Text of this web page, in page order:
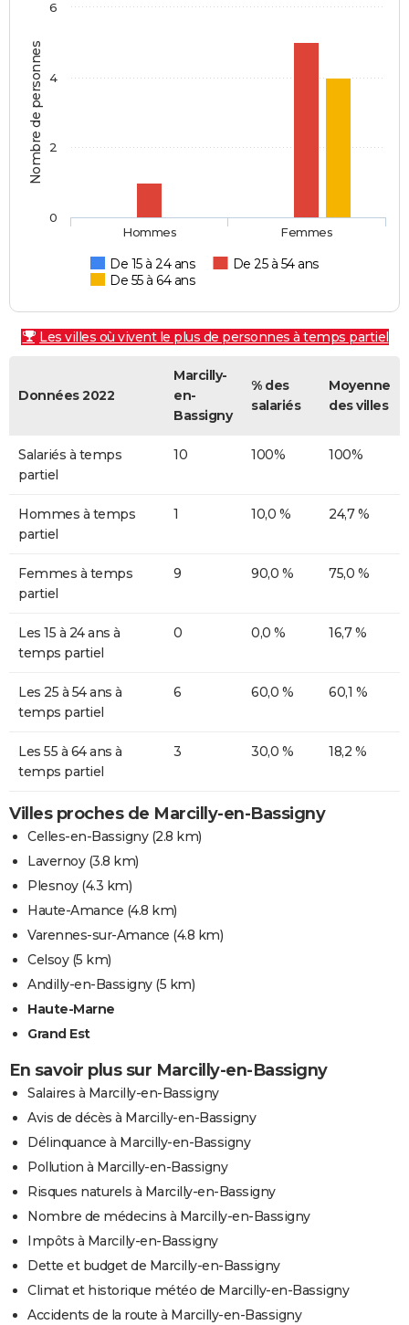
Nombre de personnes
De 15 à 24 ans
De 25 à 54 ans
De 55 à 64 ans
Hommes Femmes
0
2
4
6
Les villes où vivent le plus de personnes à temps partiel
Données 2022
Marcilly-
en-
Bassigny
% des
salariés
Moyenne
des villes
Salariés à temps
partiel
10 100% 100%
Hommes à temps
partiel
1 10,0 % 24,7 %
Femmes à temps
partiel
9 90,0 % 75,0 %
Les 15 à 24 ans à
temps partiel
0 0,0 % 16,7 %
Les 25 à 54 ans à
temps partiel
6 60,0 % 60,1 %
Les 55 à 64 ans à
temps partiel
3 30,0 % 18,2 %
Villes proches de Marcilly-en-Bassigny
Celles-en-Bassigny(2.8 km)
Lavernoy(3.8 km)
Plesnoy(4.3 km)
Haute-Amance (4.8 km)
Varennes-sur-Amance (4.8 km)
Celsoy(5 km)
Andilly-en-Bassigny(5 km)
Haute-Marne
Grand Est
En savoir plus sur Marcilly-en-Bassigny
Salaires à Marcilly-en-Bassigny
Avis de décès à Marcilly-en-Bassigny
Délinquance à Marcilly-en-Bassigny
Pollution à Marcilly-en-Bassigny
Risques naturels à Marcilly-en-Bassigny
Nombre de médecins à Marcilly-en-Bassigny
Impôts à Marcilly-en-Bassigny
Dette et budget de Marcilly-en-Bassigny
Climat et historique météo de Marcilly-en-Bassigny
Accidents de la route à Marcilly-en-Bassigny